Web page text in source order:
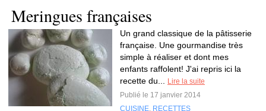
Meringues françaises
Un grand classique de la pâtisserie
française. Une gourmandise très
simple à réaliser et dont mes
enfants raffolent! J'ai repris ici la
recette du...
Lire la suite
Publié le 17 janvier 2014
CUISINE, RECETTES